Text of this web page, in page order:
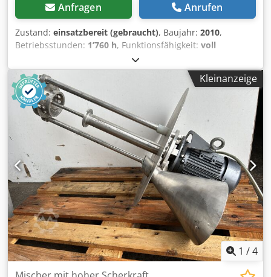
Anfragen Anrufen
Zustand: einsatzbereit (gebraucht), Baujahr: 2010,
Betriebsstunden: 1’760 h, Funktionsfähigkeit: voll
, Zum Verkauf steht eine professionelle
Abrasiv-Wasserstrahlschneidmaschine MAXIEM 1530 von
OMAX Corporation. Voll funktionsfähig, sofort
einsatzbereit. Technische Daten: - Verfahrweg X-Y: 3.100 ×
1.575 mm - Pumpe: OMAX P2050V Direct Drive 30 HP (22
kW), bis 50.000 PSI (3.450 bar) - Steuerung: IntelliMAX Basic
mit CAD/CAM - Antrieb: Closed-Loop, gehärtete,
geschliffene Präzisionswellen, Linearencoder -
Verfahrgeschwindigkeit: bis zu 20 m/min - Genauigkeit:
±0,13 mm - Z-Achse: motorisiert Codpfxey Hgrmj Ag Aeha
Inklusive Zubehör: - Terrain Follower, Optic Locator - 200 l
Abrasiv-Zufuhrsystem - Grundwerkzeugkoffer -
Werkzeugschrank
Kleinanzeige
1 /4